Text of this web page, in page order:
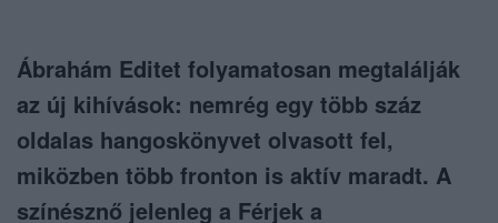
Ábrahám Editet folyamatosan megtalálják
az új kihívások: nemrég egy több száz
oldalas hangoskönyvet olvasott fel,
miközben több fronton is aktív maradt. A
színésznő jelenleg a Férjek a